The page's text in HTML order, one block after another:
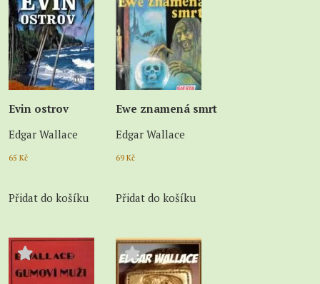
Evin ostrov
Edgar Wallace
65 Kč
Přidat do košíku
Ewe znamená smrt
Edgar Wallace
69 Kč
Přidat do košíku